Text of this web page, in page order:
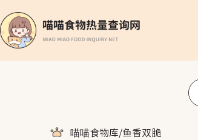
喵喵食物库/鱼香双脆